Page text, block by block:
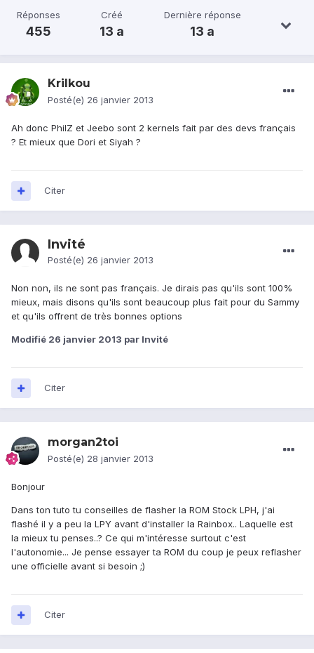
Réponses
455
Créé
13 a
Dernière réponse
13 a
Krilkou
Posté(e) 26 janvier 2013
Ah donc PhilZ et Jeebo sont 2 kernels fait par des devs français
? Et mieux que Dori et Siyah ?
Citer
Invité
Posté(e) 26 janvier 2013
Non non, ils ne sont pas français. Je dirais pas qu'ils sont 100%
mieux, mais disons qu'ils sont beaucoup plus fait pour du Sammy
et qu'ils offrent de très bonnes options
Modifié 26 janvier 2013 par Invité
Citer
morgan2toi
Posté(e) 28 janvier 2013
Bonjour
Dans ton tuto tu conseilles de flasher la ROM Stock LPH, j'ai
flashé il y a peu la LPY avant d'installer la Rainbox.. Laquelle est
la mieux tu penses..? Ce qui m'intéresse surtout c'est
l'autonomie... Je pense essayer ta ROM du coup je peux reflasher
une officielle avant si besoin ;)
Citer